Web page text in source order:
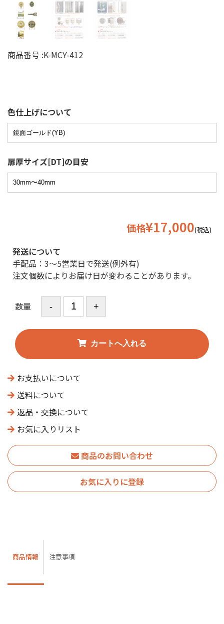
商品番号 :K-MCY-412
色仕上げについて
扉厚サイズ[DT]の目安
価格¥17,000(税込)
発送について
手配品：3〜5営業日で発送(例外有)
注文個数によりお届け日が変わることがあります。
数量
お支払いについて
送料について
返品・交換について
お気に入りリスト
商品のお問い合わせ
お気に入りに登録
商品情報 注意事項